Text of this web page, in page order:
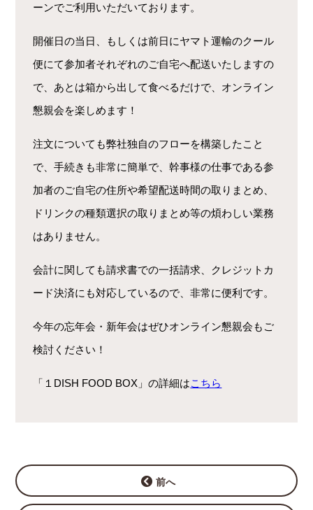
ーンでご利用いただいております。
開催日の当日、もしくは前日にヤマト運輸のクール
便にて参加者それぞれのご自宅へ配送いたしますの
で、あとは箱から出して食べるだけで、オンライン
懇親会を楽しめます！
注文についても弊社独自のフローを構築したこと
で、手続きも非常に簡単で、幹事様の仕事である参
加者のご自宅の住所や希望配送時間の取りまとめ、
ドリンクの種類選択の取りまとめ等の煩わしい業務
はありません。
会計に関しても請求書での一括請求、クレジットカ
ード決済にも対応しているので、非常に便利です。
今年の忘年会・新年会はぜひオンライン懇親会もご
検討ください！
「１DISH FOOD BOX」の詳細はこちら
前へ